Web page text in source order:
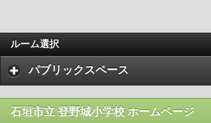
ルーム選択
パブリックスペース
石垣市立 登野城小学校 ホームページ